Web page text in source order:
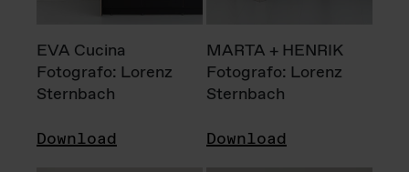
EVA Cucina
Fotografo: Lorenz
Sternbach
Download
MARTA + HENRIK
Fotografo: Lorenz
Sternbach
Download